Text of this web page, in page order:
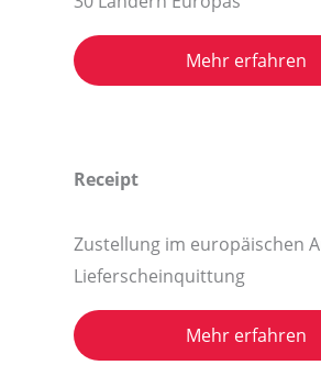
Mehr erfahren
Receipt
Zustellung im europäischen
Lieferscheinquittung
Mehr erfahren